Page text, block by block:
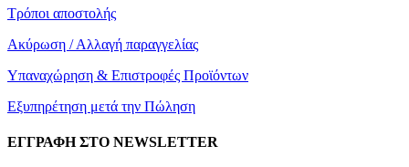
Τρόποι αποστολής
Ακύρωση / Αλλαγή παραγγελίας
Υπαναχώρηση & Επιστροφές Προϊόντων
Εξυπηρέτηση μετά την Πώληση
ΕΓΓΡΑΦΗ ΣΤΟ NEWSLETTER